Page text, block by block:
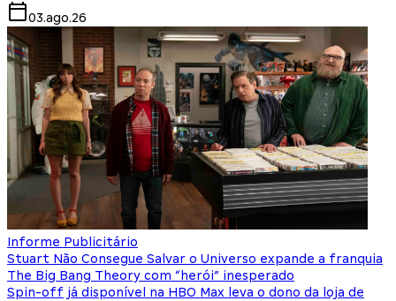
03.ago.26
Informe Publicitário
Stuart Não Consegue Salvar o Universo expande a franquia
The Big Bang Theory com “herói” inesperado
Spin-off já disponível na HBO Max leva o dono da loja de